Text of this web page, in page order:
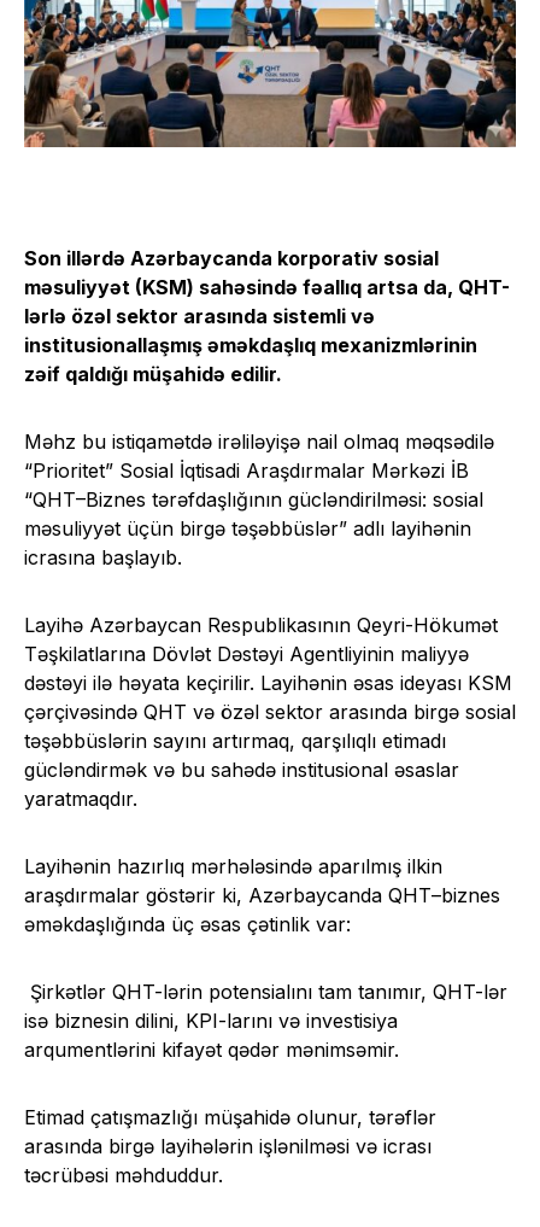
Son illərdə Azərbaycanda korporativ sosial
məsuliyyət (KSM) sahəsində fəallıq artsa da, QHT-
lərlə özəl sektor arasında sistemli və
institusionallaşmış əməkdaşlıq mexanizmlərinin
zəif qaldığı müşahidə edilir.
Məhz bu istiqamətdə irəliləyişə nail olmaq məqsədilə
“Prioritet” Sosial İqtisadi Araşdırmalar Mərkəzi İB
“QHT–Biznes tərəfdaşlığının gücləndirilməsi: sosial
məsuliyyət üçün birgə təşəbbüslər” adlı layihənin
icrasına başlayıb.
Layihə Azərbaycan Respublikasının Qeyri-Hökumət
Təşkilatlarına Dövlət Dəstəyi Agentliyinin maliyyə
dəstəyi ilə həyata keçirilir. Layihənin əsas ideyası KSM
çərçivəsində QHT və özəl sektor arasında birgə sosial
təşəbbüslərin sayını artırmaq, qarşılıqlı etimadı
gücləndirmək və bu sahədə institusional əsaslar
yaratmaqdır.
Layihənin hazırlıq mərhələsində aparılmış ilkin
araşdırmalar göstərir ki, Azərbaycanda QHT–biznes
əməkdaşlığında üç əsas çətinlik var:
Şirkətlər QHT-lərin potensialını tam tanımır, QHT-lər
isə biznesin dilini, KPI-larını və investisiya
arqumentlərini kifayət qədər mənimsəmir.
Etimad çatışmazlığı müşahidə olunur, tərəflər
arasında birgə layihələrin işlənilməsi və icrası
təcrübəsi məhduddur.